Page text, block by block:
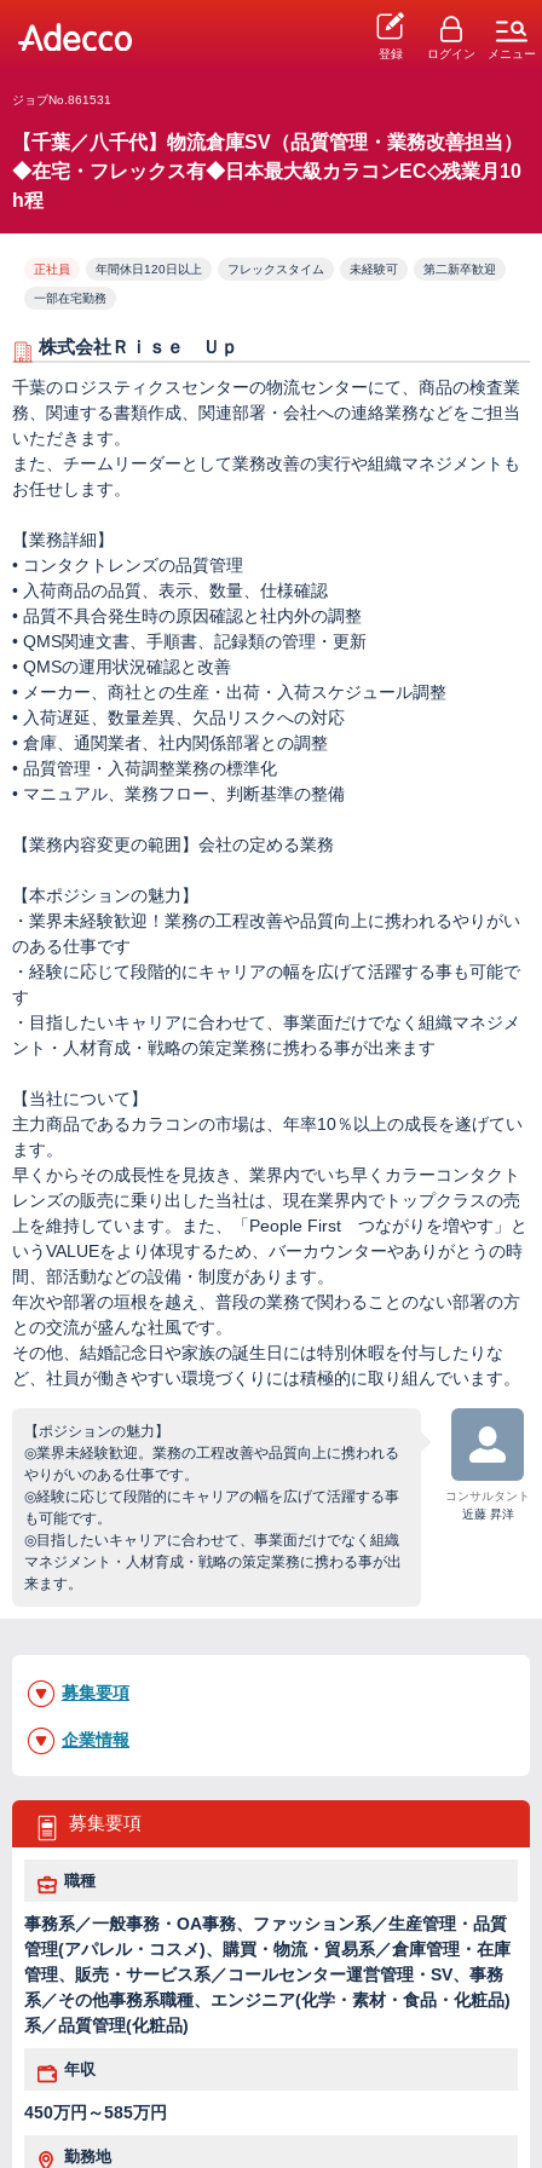
登録 ログイン メニュー
ジョブNo.861531
【千葉／八千代】物流倉庫SV（品質管理・業務改善担当）
◆在宅・フレックス有◆日本最大級カラコンEC◇残業月10
h程
正社員 年間休日120日以上 フレックスタイム 未経験可 第二新卒歓迎
一部在宅勤務
株式会社Ｒｉｓｅ Ｕｐ
千葉のロジスティクスセンターの物流センターにて、商品の検査業
務、関連する書類作成、関連部署・会社への連絡業務などをご担当
いただきます。
また、チームリーダーとして業務改善の実行や組織マネジメントも
お任せします。
【業務詳細】
• コンタクトレンズの品質管理
• 入荷商品の品質、表示、数量、仕様確認
• 品質不具合発生時の原因確認と社内外の調整
• QMS関連文書、手順書、記録類の管理・更新
• QMSの運用状況確認と改善
• メーカー、商社との生産・出荷・入荷スケジュール調整
• 入荷遅延、数量差異、欠品リスクへの対応
• 倉庫、通関業者、社内関係部署との調整
• 品質管理・入荷調整業務の標準化
• マニュアル、業務フロー、判断基準の整備
【業務内容変更の範囲】会社の定める業務
【本ポジションの魅力】
・業界未経験歓迎！業務の工程改善や品質向上に携われるやりがい
のある仕事です
・経験に応じて段階的にキャリアの幅を広げて活躍する事も可能で
す
・目指したいキャリアに合わせて、事業面だけでなく組織マネジメ
ント・人材育成・戦略の策定業務に携わる事が出来ます
【当社について】
主力商品であるカラコンの市場は、年率10％以上の成長を遂げてい
ます。
早くからその成長性を見抜き、業界内でいち早くカラーコンタクト
レンズの販売に乗り出した当社は、現在業界内でトップクラスの売
上を維持しています。また、「People First つながりを増やす」と
いうVALUEをより体現するため、バーカウンターやありがとうの時
間、部活動などの設備・制度があります。
年次や部署の垣根を越え、普段の業務で関わることのない部署の方
との交流が盛んな社風です。
その他、結婚記念日や家族の誕生日には特別休暇を付与したりな
ど、社員が働きやすい環境づくりには積極的に取り組んでいます。
【ポジションの魅力】
◎業界未経験歓迎。業務の工程改善や品質向上に携われる
やりがいのある仕事です。
◎経験に応じて段階的にキャリアの幅を広げて活躍する事
も可能です。
◎目指したいキャリアに合わせて、事業面だけでなく組織
マネジメント・人材育成・戦略の策定業務に携わる事が出
来ます。
コンサルタント
近藤 昇洋
募集要項
職種
事務系／一般事務・OA事務、ファッション系／生産管理・品質
管理(アパレル・コスメ)、購買・物流・貿易系／倉庫管理・在庫
管理、販売・サービス系／コールセンター運営管理・SV、事務
系／その他事務系職種、エンジニア(化学・素材・食品・化粧品)
系／品質管理(化粧品)
年収
450万円～585万円
勤務地
募集要項
企業情報